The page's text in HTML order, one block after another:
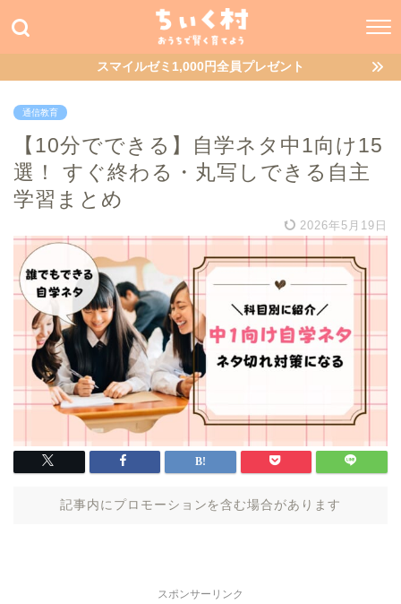
スマイルゼミ1,000円全員プレゼント
通信教育
【10分でできる】自学ネタ中1向け15
選！ すぐ終わる・丸写しできる自主
学習まとめ
2026年5月19日
記事内にプロモーションを含む場合があります
スポンサーリンク